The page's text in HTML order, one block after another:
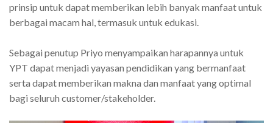
prinsip untuk dapat memberikan lebih banyak manfaat untuk
berbagai macam hal, termasuk untuk edukasi.
Sebagai penutup Priyo menyampaikan harapannya untuk
YPT dapat menjadi yayasan pendidikan yang bermanfaat
serta dapat memberikan makna dan manfaat yang optimal
bagi seluruh customer/stakeholder.